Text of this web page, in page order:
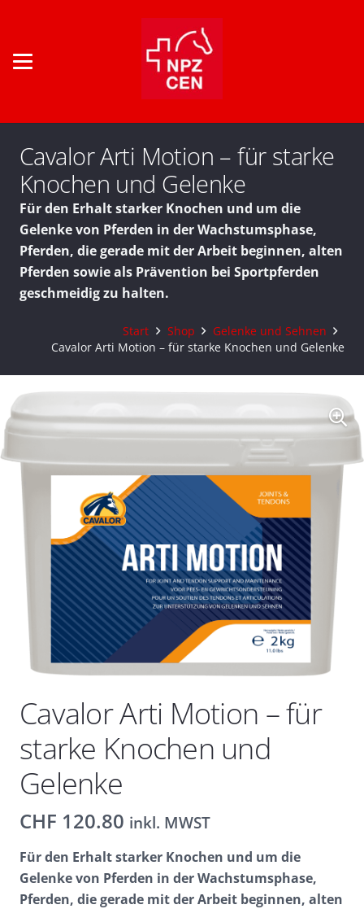
Cavalor Arti Motion – für starke
Knochen und Gelenke
Für den Erhalt starker Knochen und um die
Gelenke von Pferden in der Wachstumsphase,
Pferden, die gerade mit der Arbeit beginnen, alten
Pferden sowie als Prävention bei Sportpferden
geschmeidig zu halten.
Start Shop
Gelenke und Sehnen
Cavalor Arti Motion – für starke Knochen und Gelenke
Cavalor Arti Motion – für
starke Knochen und
Gelenke
CHF 120.80 inkl. MWST
Für den Erhalt starker Knochen und um die
Gelenke von Pferden in der Wachstumsphase,
Pferden, die gerade mit der Arbeit beginnen, alten